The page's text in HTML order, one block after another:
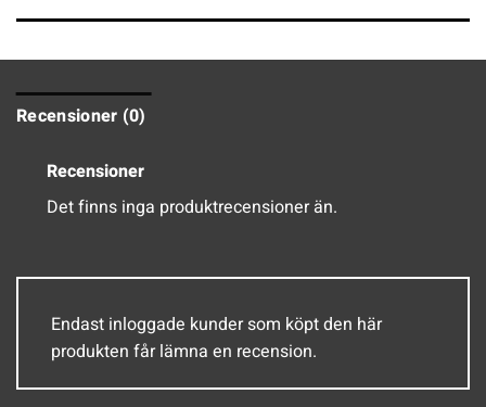
Recensioner (0)
Recensioner
Det finns inga produktrecensioner än.
Endast inloggade kunder som köpt den här
produkten får lämna en recension.